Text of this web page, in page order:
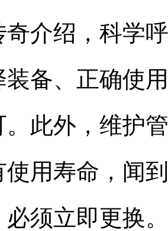
绍，科学呼
装备、正确使
。此外，维护
使用寿命，闻
必须立即更换